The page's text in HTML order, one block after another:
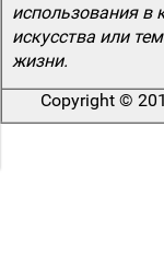
использования в
искусства или
жизни.
Copyright ©